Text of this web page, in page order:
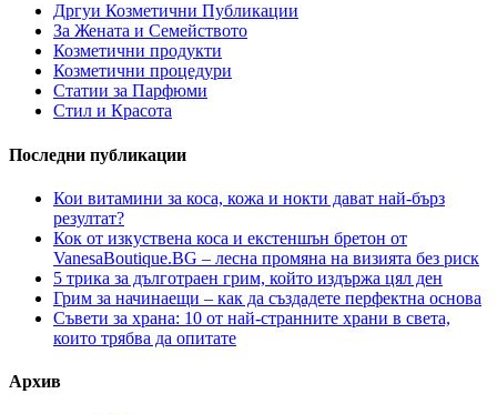
Дргуи Козметични Публикации
За Жената и Семейството
Козметични продукти
Козметични процедури
Статии за Парфюми
Стил и Красота
Последни публикации
Кои витамини за коса, кожа и нокти дават най-бърз
резултат?
Кок от изкуствена коса и екстеншън бретон от
VanesaBoutique.BG – лесна промяна на визията без риск
5 трика за дълготраен грим, който издържа цял ден
Грим за начинаещи – как да създадете перфектна основа
Съвети за храна: 10 от най-странните храни в света,
които трябва да опитате
Архив